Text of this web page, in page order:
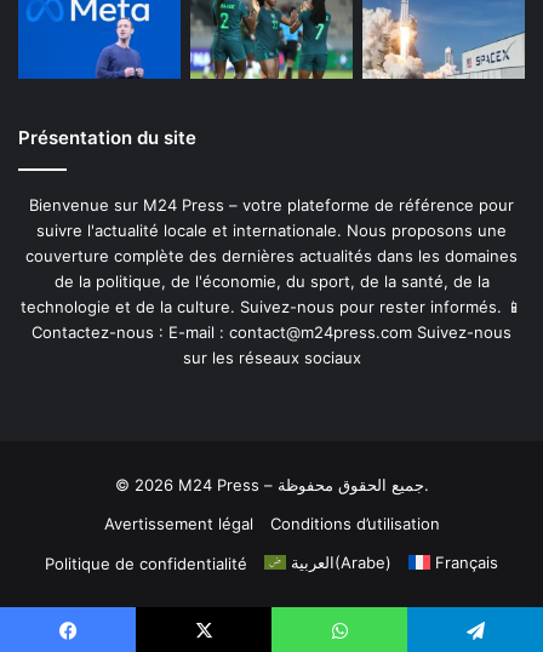
Présentation du site
Bienvenue sur M24 Press – votre plateforme de référence pour
suivre l'actualité locale et internationale. Nous proposons une
couverture complète des dernières actualités dans les domaines
de la politique, de l'économie, du sport, de la santé, de la
technologie et de la culture. Suivez-nous pour rester informés. 📱
Contactez-nous : E-mail : contact@m24press.com Suivez-nous
sur les réseaux sociaux
© 2026 M24 Press – جميع الحقوق محفوظة.
Avertissement légal
Conditions d’utilisation
Politique de confidentialité العربية(Arabe) Français